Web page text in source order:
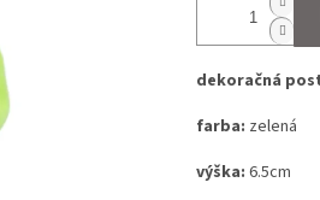
dekoračná
farba: zelená
výška: 6.5cm